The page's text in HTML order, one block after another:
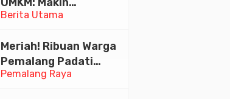
Berita Utama
Sejahtera atau
Diskusi Paramadina
Pemalang Raya
Meriah! Ribuan Warga
Pemalang Padati
Kirab Festival Kamir